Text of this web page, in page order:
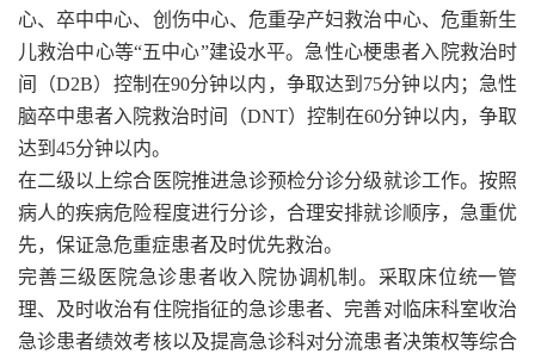
心、卒中中心、创伤中心、危重孕产妇救治中心、危重新生
儿救治中心等“五中心”建设水平。急性心梗患者入院救治时
间（D2B）控制在90分钟以内，争取达到75分钟以内；急性
脑卒中患者入院救治时间（DNT）控制在60分钟以内，争取
达到45分钟以内。
在二级以上综合医院推进急诊预检分诊分级就诊工作。按照
病人的疾病危险程度进行分诊，合理安排就诊顺序，急重优
先，保证急危重症患者及时优先救治。
完善三级医院急诊患者收入院协调机制。采取床位统一管
理、及时收治有住院指征的急诊患者、完善对临床科室收治
急诊患者绩效考核以及提高急诊科对分流患者决策权等综合